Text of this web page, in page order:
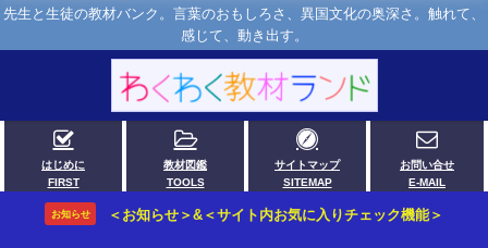
先生と生徒の教材バンク。言葉のおもしろさ、異国文化の奥深さ。触れて、
感じて、動き出す。
はじめに
FIRST
教材図鑑
TOOLS
サイトマップ
SITEMAP
お問い合せ
E-MAIL
お知らせ ＜お知らせ＞&＜サイト内お気に入りチェック機能＞